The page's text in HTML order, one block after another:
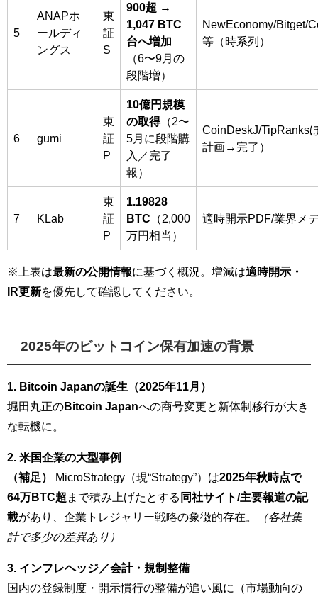
5
ANAPホ
ールディ
ングス
東
証
S
900超 →
1,047 BTC
台へ増加
（6〜9月の
段階増）
NewEconomy/Bitget/
等（時系列）
6 gumi
東
証
P
10億円規模
の取得（2〜
5月に段階購
入／完了
報）
CoinDeskJ/TipRanks
計画→完了）
7 KLab
東
証
P
1.19828
BTC （2,000
万円相当）
適時開示PDF/業界メ
※上表は最新の公開情報に基づく概況。増減は適時開示・
IR更新を優先して確認してください。
2025年のビットコイン保有加速の背景
1. Bitcoin Japanの誕生（2025年11月）
堀田丸正のBitcoin Japanへの商号変更と新体制移行が大き
な転機に。
2. 米国企業の大型事例
（補足）
MicroStrategy（現“Strategy”）は2025年秋時点で
64万BTC超 まで積み上げたとする 同社サイト/主要報道の記
載があり、企業トレジャリー戦略の象徴的存在。
（各社集
計で多少の差異あり）
3. インフレヘッジ／会計・規制整備
国内の登録制度・開示慣行の整備が追い風に（市場動向の